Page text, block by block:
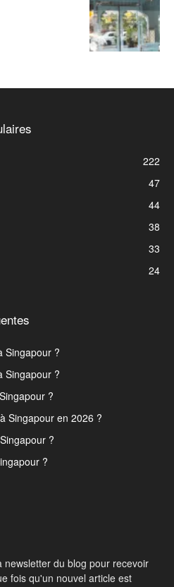
222
47
44
38
33
24
Singapour ?
Singapour ?
?
Singapour en 2026 ?
?
?
newsletter du blog pour recevoir
fois qu'un nouvel article est